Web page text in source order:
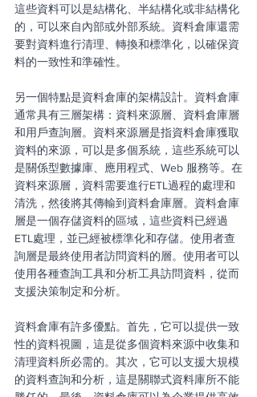
這些資料可以是結構化、半結構化或非結構化
的，可以來自內部或外部系統。資料倉庫還需
要對資料進行清理、轉換和標準化，以確保資
料的一致性和準確性。
另一個特點是資料倉庫的架構設計。資料倉庫
通常具有三層架構：資料來源層、資料倉庫層
和用戶查詢層。資料來源層是指資料倉庫獲取
資料的來源，可以是多個系統，這些系統可以
是關係型數據庫、應用程式、Web 服務等。在
資料來源層，資料需要進行ETL過程的處理和
清洗，然後將其傳輸到資料倉庫層。資料倉庫
層是一個存儲資料的區域，這些資料已經過
ETL處理，並已經被標準化和存儲。使用者查
詢層是最終使用者訪問資料的層。使用者可以
使用各種查詢工具和分析工具訪問資料，從而
支援決策制定和分析。
資料倉庫有許多優點。首先，它可以提供一致
性的資料視圖，這是從多個資料來源中收集和
清理資料所必需的。其次，它可以支援大規模
的資料查詢和分析，這是關聯式資料庫所不能